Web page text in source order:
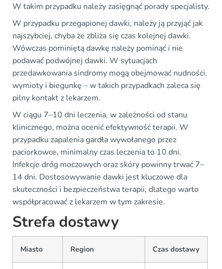
W takim przypadku należy zasięgnąć porady specjalisty.
W przypadku przegapionej dawki, należy ją przyjąć jak
najszybciej, chyba że zbliża się czas kolejnej dawki.
Wówczas pominiętą dawkę należy pominąć i nie
podawać podwójnej dawki. W sytuacjach
przedawkowania sindromy mogą obejmować nudności,
wymioty i biegunkę – w takich przypadkach zaleca się
pilny kontakt z lekarzem.
W ciągu 7–10 dni leczenia, w zależności od stanu
klinicznego, można ocenić efektywność terapii. W
przypadku zapalenia gardła wywołanego przez
paciorkowce, minimalny czas leczenia to 10 dni.
Infekcje dróg moczowych oraz skóry powinny trwać 7–
14 dni. Dostosowywanie dawki jest kluczowe dla
skuteczności i bezpieczeństwa terapii, dlatego warto
współpracować z lekarzem w tym zakresie.
Strefa dostawy
Miasto Region Czas dostawy